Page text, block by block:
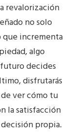
revalorización
no solo
que incrementa
algo
decides
disfrutarás
ver cómo tu
la satisfacción
propia.